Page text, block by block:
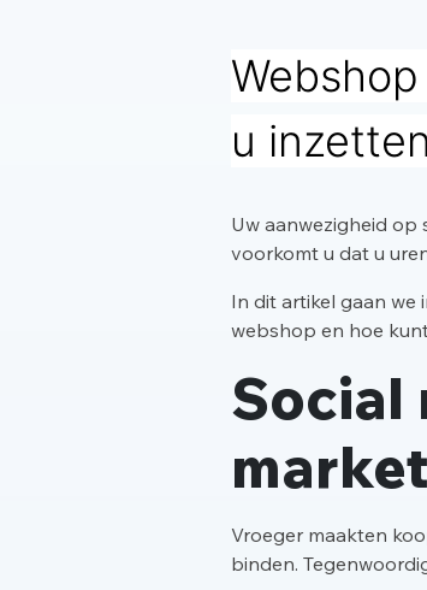
u
Uw aanwezigheid op
voorkomt u dat u
In dit artikel gaan we
webshop en hoe
Social
Vroeger maakten
binden.